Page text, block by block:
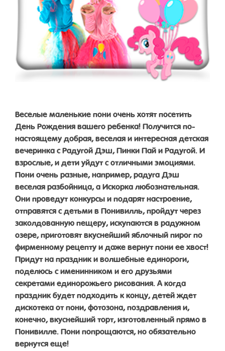
Веселые маленькие пони очень хотят посетить
День Рождения вашего ребенка! Получится по-
настоящему добрая, веселая и интересная детская
вечеринка с Радугой Дэш, Пинки Пай и Радугой. И
взрослые, и дети уйдут с отличными эмоциями.
Пони очень разные, например, радуга Дэш
веселая разбойница, а Искорка любознательная.
Они проведут конкурсы и подарят настроение,
отправятся с детьми в Понивилль, пройдут через
заколдованную пещеру, искупаются в радужном
озере, приготовят вкуснейший яблочный пирог по
фирменному рецепту и даже вернут пони ее хвост!
Придут на праздник и волшебные единороги,
поделюсь с именинником и его друзьями
секретами единорожьего рисования. А когда
праздник будет подходить к концу, детей ждет
дискотека от пони, фотозона, поздравления и,
конечно, вкуснейший торт, изготовленный прямо в
Понивилле. Пони попрощаются, но обязательно
вернутся еще!